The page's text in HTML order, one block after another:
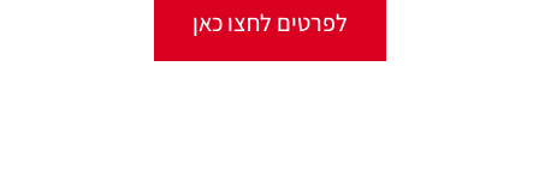
לפרטים לחצו כאן